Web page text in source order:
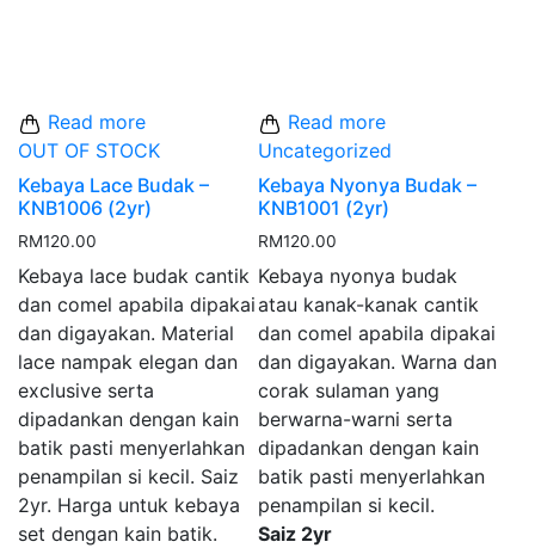
Read more
OUT OF STOCK
Kebaya Lace Budak –
KNB1006 (2yr)
RM120.00
Kebaya lace budak cantik
dan comel apabila dipakai
dan digayakan. Material
lace nampak elegan dan
exclusive serta
dipadankan dengan kain
batik pasti menyerlahkan
penampilan si kecil. Saiz
2yr. Harga untuk kebaya
set dengan kain batik.
Read more
Uncategorized
Kebaya Nyonya Budak –
KNB1001 (2yr)
RM120.00
Kebaya nyonya budak
atau kanak-kanak cantik
dan comel apabila dipakai
dan digayakan. Warna dan
corak sulaman yang
berwarna-warni serta
dipadankan dengan kain
batik pasti menyerlahkan
penampilan si kecil.
Saiz 2yr